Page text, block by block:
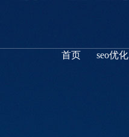
首页 seo优化